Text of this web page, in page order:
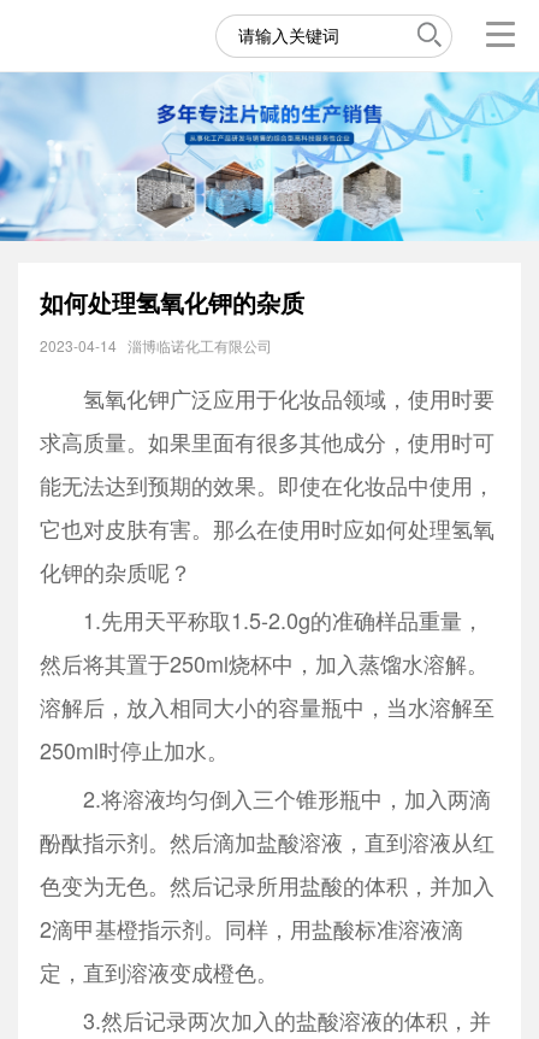
如何处理氢氧化钾的杂质
2023-04-14 淄博临诺化工有限公司
氢氧化钾广泛应用于化妆品领域，使用时要
求高质量。如果里面有很多其他成分，使用时可
能无法达到预期的效果。即使在化妆品中使用，
它也对皮肤有害。那么在使用时应如何处理氢氧
化钾的杂质呢？
1.先用天平称取1.5-2.0g的准确样品重量，
然后将其置于250ml烧杯中，加入蒸馏水溶解。
溶解后，放入相同大小的容量瓶中，当水溶解至
250ml时停止加水。
2.将溶液均匀倒入三个锥形瓶中，加入两滴
酚酞指示剂。然后滴加盐酸溶液，直到溶液从红
色变为无色。然后记录所用盐酸的体积，并加入
2滴甲基橙指示剂。同样，用盐酸标准溶液滴
定，直到溶液变成橙色。
3.然后记录两次加入的盐酸溶液的体积，并